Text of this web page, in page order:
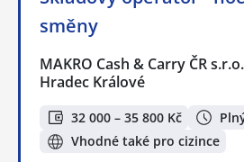
směny
MAKRO Cash & Carry ČR s.r.o.
Hradec Králové
32 000 – 35 800 Kč
Vhodné také pro cizince